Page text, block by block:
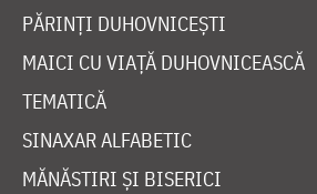
PĂRINȚI DUHOVNICEȘTI
MAICI CU VIAȚĂ DUHOVNICEASCĂ
TEMATICĂ
SINAXAR ALFABETIC
MĂNĂSTIRI ȘI BISERICI